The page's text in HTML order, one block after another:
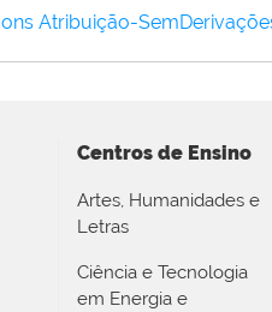
Atribuição-
Centros de Ensino
Artes, Humanidades e
Letras
Ciência e Tecnologia
em Energia e